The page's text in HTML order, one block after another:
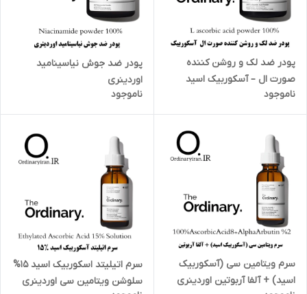
پودر ضد لک و روشن کننده
صورت ال – آسکوربیک اسید
اوردینری
ناموجود
پودر ضد جوش نیاسینامید
اوردینری
ناموجود
سرم ویتامین سی (آسکوربیک
اسید) + آلفا آربوتین اوردینری
سرم اتیلیتد اسکوربیک اسید 15%
سلوشن ویتامین سی اوردینری